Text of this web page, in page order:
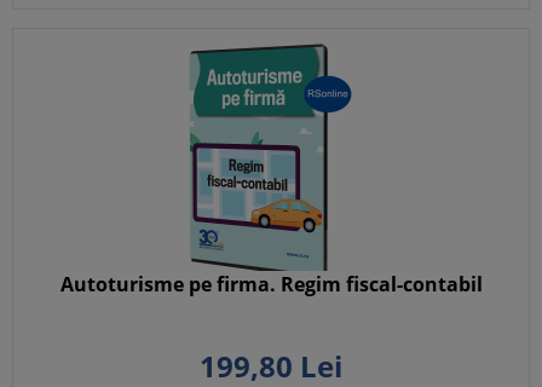
Autoturisme pe firma. Regim fiscal-contabil
199,80 Lei